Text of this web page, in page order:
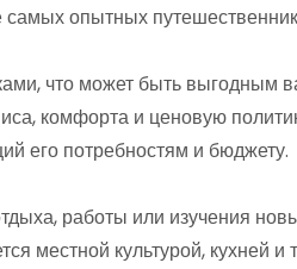
самых опытных
что может быть выгодным
комфорта и ценовую
его потребностям и бюджету.
работы или изучения
местной культурой, кухней